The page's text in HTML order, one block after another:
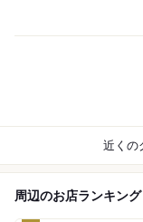
近くの
周辺のお店ランキング